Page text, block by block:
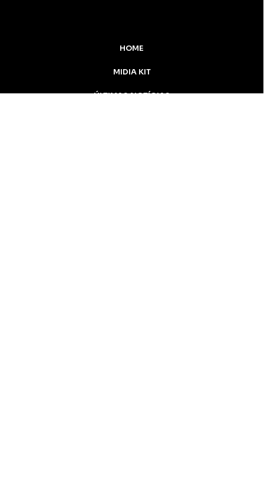
HOME
MIDIA KIT
ÚLTIMAS NOTÍCIAS